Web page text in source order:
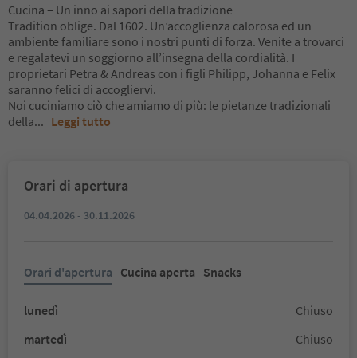
Cucina – Un inno ai sapori della tradizione
Tradition oblige. Dal 1602. Un’accoglienza calorosa ed un
ambiente familiare sono i nostri punti di forza. Venite a trovarci
e regalatevi un soggiorno all’insegna della cordialità. I
proprietari Petra & Andreas con i figli Philipp, Johanna e Felix
saranno felici di accogliervi.
Noi cuciniamo ciò che amiamo di più: le pietanze tradizionali
della... Leggi tutto
Orari di apertura
04.04.2026 - 30.11.2026
Orari d'apertura Cucina aperta Snacks
lunedì
Chiuso
martedì
Chiuso